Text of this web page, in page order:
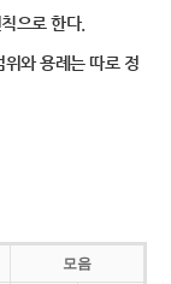
으로 한다.
와 용례는 따로 정
모음